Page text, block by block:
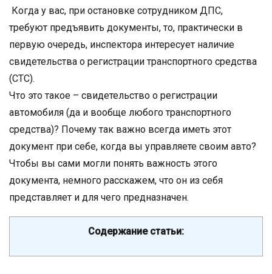
Когда у вас, при остановке сотрудником ДПС,
требуют предъявить документы, то, практически в
первую очередь, инспектора интересует наличие
свидетельства о регистрации транспортного средства
(СТС).
Что это такое – свидетельство о регистрации
автомобиля (да и вообще любого транспортного
средства)? Почему так важно всегда иметь этот
документ при себе, когда вы управляете своим авто?
Чтобы вы сами могли понять важность этого
документа, немного расскажем, что он из себя
представляет и для чего предназначен.
Содержание статьи: